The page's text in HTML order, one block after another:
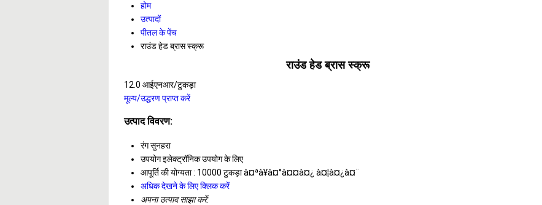
होम
उत्पादों
पीतल के पेंच
राउंड हेड ब्रास स्क्रू
राउंड हेड ब्रास स्क्रू
12.0 आईएनआर/टुकड़ा
मूल्य/उद्धरण प्राप्त करें
उत्पाद विवरण:
रंगसुनहरा
उपयोगइलेक्ट्रॉनिक उपयोग के लिए
आपूर्ति की योग्यता : 10000 टुकड़ा à¤ªà¥à¤°à¤¤à¤¿ à¤¦à¤¿à¤¨
अधिक देखने के लिए क्लिक करें
अपना उत्पाद साझा करें: